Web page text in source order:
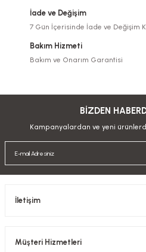
İade ve Değişim
7 Gün İçerisinde İade ve Değişim
Bakım Hizmeti
Bakım ve Onarım Garantisi
BİZDEN
Kampanyalardan ve yeni
İletişim
Müşteri Hizmetleri